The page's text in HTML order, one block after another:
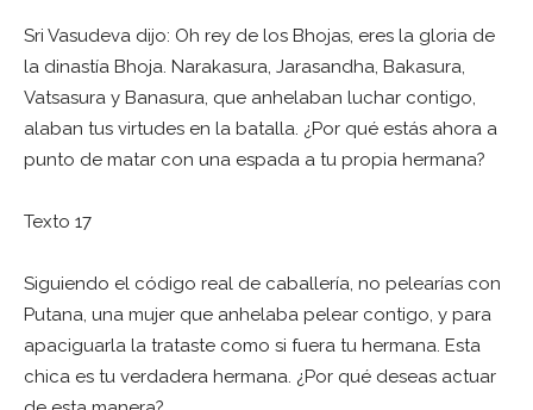
Sri Vasudeva dijo: Oh rey de los Bhojas, eres la gloria de
la dinastía Bhoja. Narakasura, Jarasandha, Bakasura,
Vatsasura y Banasura, que anhelaban luchar contigo,
alaban tus virtudes en la batalla. ¿Por qué estás ahora a
punto de matar con una espada a tu propia hermana?
Texto 17
Siguiendo el código real de caballería, no pelearías con
Putana, una mujer que anhelaba pelear contigo, y para
apaciguarla la trataste como si fuera tu hermana. Esta
chica es tu verdadera hermana. ¿Por qué deseas actuar